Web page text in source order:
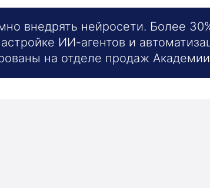
внедрять нейросети. Более
ИИ-агентов и
на отделе продаж